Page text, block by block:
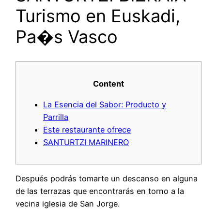
Turismo en Euskadi,
Pa�s Vasco
Content
La Esencia del Sabor: Producto y
Parrilla
Este restaurante ofrece
SANTURTZI MARINERO
Después podrás tomarte un descanso en alguna
de las terrazas que encontrarás en torno a la
vecina iglesia de San Jorge.